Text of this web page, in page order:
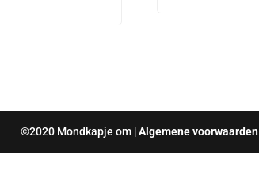
©2020 Mondkapje om |Algemene voorwaarden